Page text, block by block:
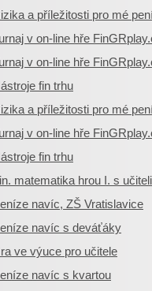
a příležitosti pro mé
v on-line hře
v on-line hře
fin trhu
a příležitosti pro mé
v on-line hře
fin trhu
matematika hrou I. s učiteli
navíc, ZŠ Vratislavice
navíc s deváťáky
ve výuce pro učitele
navíc s kvartou